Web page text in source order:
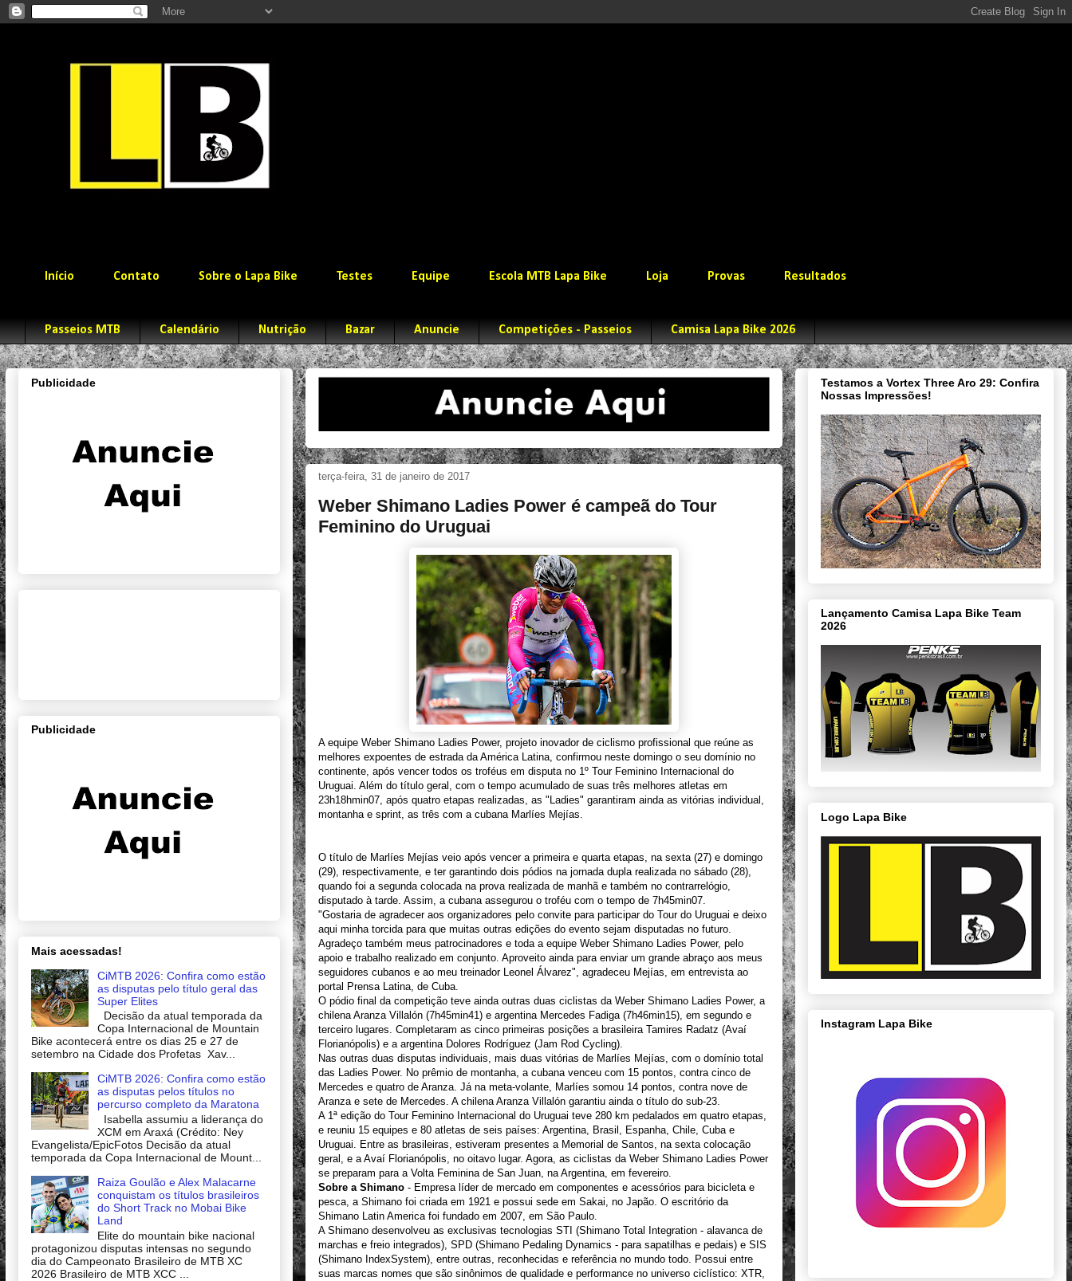
Início Contato Sobre o Lapa Bike Testes Equipe Escola MTB Lapa Bike Loja Provas Resultados
Passeios MTB Calendário Nutrição Bazar Anuncie Competições - Passeios Camisa Lapa Bike 2026
terça-feira, 31 de janeiro de 2017
Weber Shimano Ladies Power é campeã do Tour
Feminino do Uruguai
A equipe Weber Shimano Ladies Power, projeto inovador de ciclismo profissional que reúne as
melhores expoentes de estrada da América Latina, confirmou neste domingo o seu domínio no
continente, após vencer todos os troféus em disputa no 1º Tour Feminino Internacional do
Uruguai. Além do título geral, com o tempo acumulado de suas três melhores atletas em
23h18hmin07, após quatro etapas realizadas, as "Ladies" garantiram ainda as vitórias individual,
montanha e sprint, as três com a cubana Marlíes Mejías.
O título de Marlíes Mejías veio após vencer a primeira e quarta etapas, na sexta (27) e domingo
(29), respectivamente, e ter garantindo dois pódios na jornada dupla realizada no sábado (28),
quando foi a segunda colocada na prova realizada de manhã e também no contrarrelógio,
disputado à tarde. Assim, a cubana assegurou o troféu com o tempo de 7h45min07.
"Gostaria de agradecer aos organizadores pelo convite para participar do Tour do Uruguai e deixo
aqui minha torcida para que muitas outras edições do evento sejam disputadas no futuro.
Agradeço também meus patrocinadores e toda a equipe Weber Shimano Ladies Power, pelo
apoio e trabalho realizado em conjunto. Aproveito ainda para enviar um grande abraço aos meus
seguidores cubanos e ao meu treinador Leonel Álvarez", agradeceu Mejías, em entrevista ao
portal Prensa Latina, de Cuba.
O pódio final da competição teve ainda outras duas ciclistas da Weber Shimano Ladies Power, a
chilena Aranza Villalón (7h45min41) e argentina Mercedes Fadiga (7h46min15), em segundo e
terceiro lugares. Completaram as cinco primeiras posições a brasileira Tamires Radatz (Avaí
Florianópolis) e a argentina Dolores Rodríguez (Jam Rod Cycling).
Nas outras duas disputas individuais, mais duas vitórias de Marlíes Mejías, com o domínio total
das Ladies Power. No prêmio de montanha, a cubana venceu com 15 pontos, contra cinco de
Mercedes e quatro de Aranza. Já na meta-volante, Marlíes somou 14 pontos, contra nove de
Aranza e sete de Mercedes. A chilena Aranza Villalón garantiu ainda o título do sub-23.
A 1ª edição do Tour Feminino Internacional do Uruguai teve 280 km pedalados em quatro etapas,
e reuniu 15 equipes e 80 atletas de seis países: Argentina, Brasil, Espanha, Chile, Cuba e
Uruguai. Entre as brasileiras, estiveram presentes a Memorial de Santos, na sexta colocação
geral, e a Avaí Florianópolis, no oitavo lugar. Agora, as ciclistas da Weber Shimano Ladies Power
se preparam para a Volta Feminina de San Juan, na Argentina, em fevereiro.
Sobre a Shimano - Empresa líder de mercado em componentes e acessórios para bicicleta e
pesca, a Shimano foi criada em 1921 e possui sede em Sakai, no Japão. O escritório da
Shimano Latin America foi fundado em 2007, em São Paulo.
A Shimano desenvolveu as exclusivas tecnologias STI (Shimano Total Integration - alavanca de
marchas e freio integrados), SPD (Shimano Pedaling Dynamics - para sapatilhas e pedais) e SIS
(Shimano IndexSystem), entre outras, reconhecidas e referência no mundo todo. Possui entre
suas marcas nomes que são sinônimos de qualidade e performance no universo ciclístico: XTR,
Publicidade
Publicidade
Mais acessadas!
CiMTB 2026: Confira como estão
as disputas pelo título geral das
Super Elites
Decisão da atual temporada da
Copa Internacional de Mountain
Bike acontecerá entre os dias 25 e 27 de
setembro na Cidade dos Profetas Xav...
CiMTB 2026: Confira como estão
as disputas pelos títulos no
percurso completo da Maratona
Isabella assumiu a liderança do
XCM em Araxá (Crédito: Ney
Evangelista/EpicFotos Decisão da atual
temporada da Copa Internacional de Mount...
Raiza Goulão e Alex Malacarne
conquistam os títulos brasileiros
do Short Track no Mobai Bike
Land
Elite do mountain bike nacional
protagonizou disputas intensas no segundo
dia do Campeonato Brasileiro de MTB XC
2026 Brasileiro de MTB XCC ...
Testamos a Vortex Three Aro 29: Confira
Nossas Impressões!
Lançamento Camisa Lapa Bike Team
2026
Logo Lapa Bike
Instagram Lapa Bike